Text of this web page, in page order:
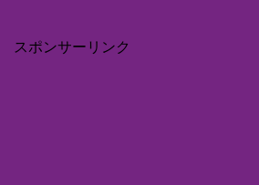
スポンサーリンク